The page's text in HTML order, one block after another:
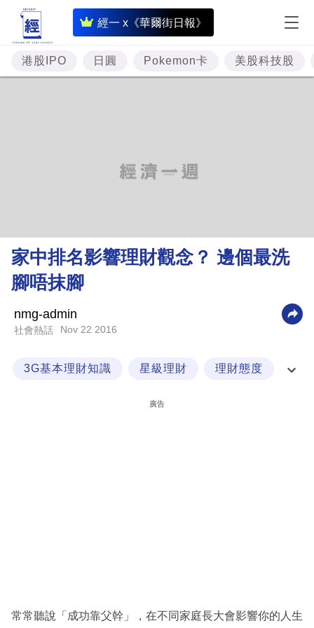
經一 x《華爾街日報》
即
時
財
經
理
財
科
區
港股IPO 日圓 Pokemon卡 美股科技股
家中排名影響理財觀念？ 邊個最洗
腳唔抹腳
nmg-admin
社會熱話 Nov 22 2016
3G基本理財知識 星級理財 理財態度
廣告
常常聽說「成功靠父幹」，在不同家庭長大會影響你的人生